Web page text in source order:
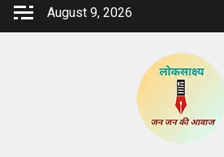
Skip
August 9, 2026